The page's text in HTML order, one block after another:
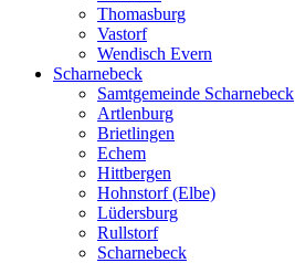
Thomasburg
Vastorf
Wendisch Evern
Scharnebeck
Samtgemeinde Scharnebeck
Artlenburg
Brietlingen
Echem
Hittbergen
Hohnstorf (Elbe)
Lüdersburg
Rullstorf
Scharnebeck